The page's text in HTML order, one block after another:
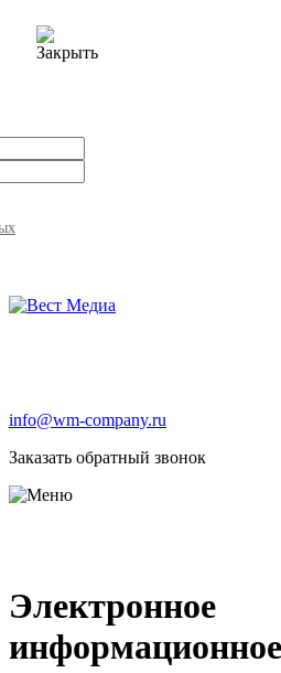
info@wm-company.ru
Заказать обратный звонок
Электронное